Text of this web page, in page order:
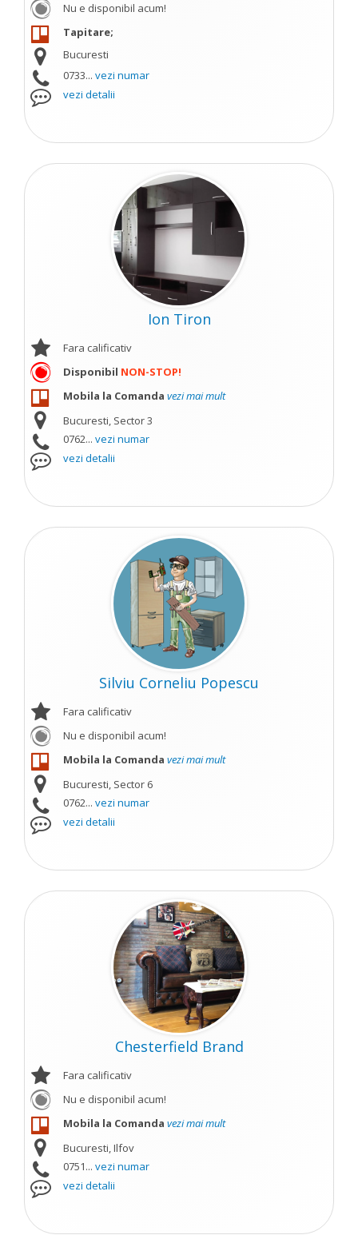
Nu e disponibil acum!
Tapitare;
Bucuresti
0733... vezi numar
vezi detalii
Ion Tiron
Fara calificativ
Disponibil NON-STOP!
Mobila la Comanda vezi mai mult
Bucuresti, Sector 3
0762... vezi numar
vezi detalii
Silviu Corneliu Popescu
Fara calificativ
Nu e disponibil acum!
Mobila la Comanda vezi mai mult
Bucuresti, Sector 6
0762... vezi numar
vezi detalii
Chesterfield Brand
Fara calificativ
Nu e disponibil acum!
Mobila la Comanda vezi mai mult
Bucuresti, Ilfov
0751... vezi numar
vezi detalii